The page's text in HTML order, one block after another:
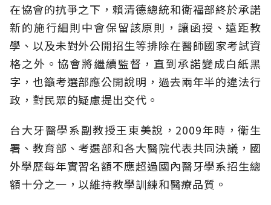
在協會的抗爭之下，賴清德總統和衛福部終於承諾
新的施行細則中會保留該原則，讓函授、遠距教
學、以及未對外公開招生等排除在醫師國家考試資
格之外。協會將繼續監督，直到承諾變成白紙黑
字，也籲考選部應公開說明，過去兩年半的違法行
政，對民眾的疑慮提出交代。
台大牙醫學系副教授王東美說，2009年時，衛生
署、教育部、考選部和各大醫院代表共同決議，國
外學歷每年實習名額不應超過國內醫牙學系招生總
額十分之一，以維持教學訓練和醫療品質。